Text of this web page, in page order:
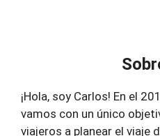
¡Hola, soy Carlos! En el
vamos con un único
viajeros a planear el viaje